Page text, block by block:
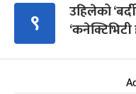
९
उहिलेको
‘कनेक्टिभिटी